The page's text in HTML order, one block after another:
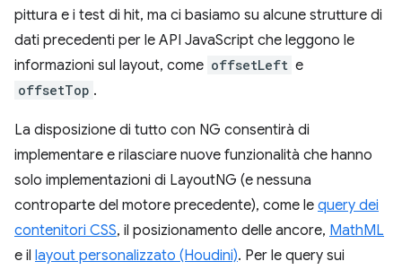
pittura e i test di hit, ma ci basiamo su alcune strutture di
dati precedenti per le API JavaScript che leggono le
informazioni sul layout, come offsetLeft e
offsetTop .
La disposizione di tutto con NG consentirà di
implementare e rilasciare nuove funzionalità che hanno
solo implementazioni di LayoutNG (e nessuna
controparte del motore precedente), come le query dei
contenitori CSS, il posizionamento delle ancore, MathML
e il layout personalizzato (Houdini). Per le query sui